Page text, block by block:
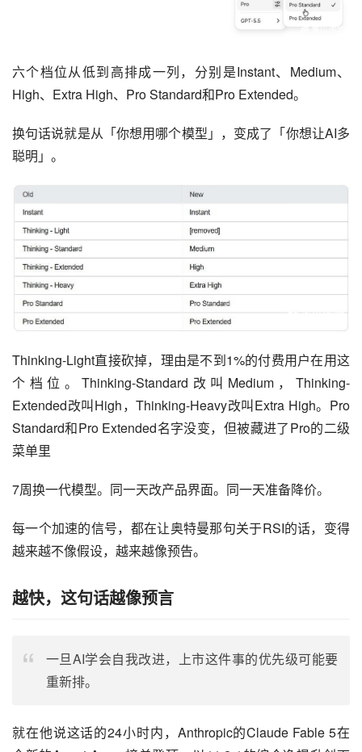
六个档位从低到高排成一列，分别是Instant、Medium、
High、Extra High、Pro Standard和Pro Extended。
换句话说就是从「你想用哪个模型」，变成了「你想让AI多
聪明」。
Thinking-Light直接砍掉，理由是不到1%的付费用户在用这
个档位。Thinking-Standard改叫Medium，Thinking-
Extended改叫High，Thinking-Heavy改叫Extra High。Pro
Standard和Pro Extended名字没变，但被藏进了Pro的二级
菜单里
7周换一代模型。同一天改产品界面。同一天准备降价。
每一个加速的信号，都在让奥特曼那句关于RSI的话，变得
越来越不像假设，越来越像预告。
越快，这句话越像预言
一旦AI学会自我改进，上市这件事的优先级可能要
重新排。
就在他说这话的24小时内，Anthropic的Claude Fable 5在